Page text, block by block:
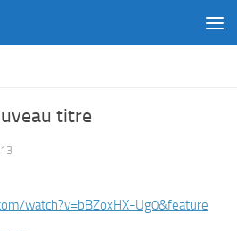
titre
watch?v=bBZoxHX-Ug0&feature